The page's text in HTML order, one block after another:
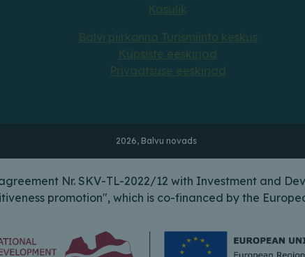
Kasulik
Balvi piirkonna Turismiinfo keskus
Küpsiste eeskirjad
Privaatsuse eeskirjad
2026, Balvu novads
Nr. SKV-TL-2022/12 with Investment and
promotion", which is co-financed by the